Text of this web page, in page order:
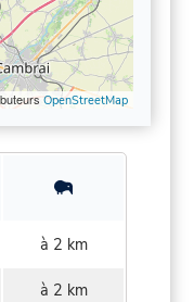
OpenStreetMap
à 2 km
à 2 km